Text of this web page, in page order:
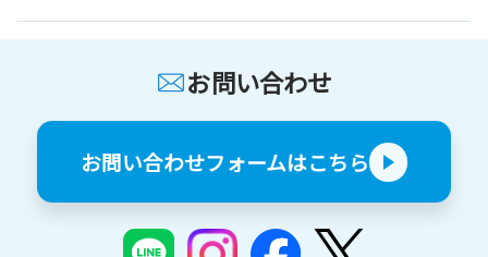
お問い合わせ
お問い合わせフォームはこちら